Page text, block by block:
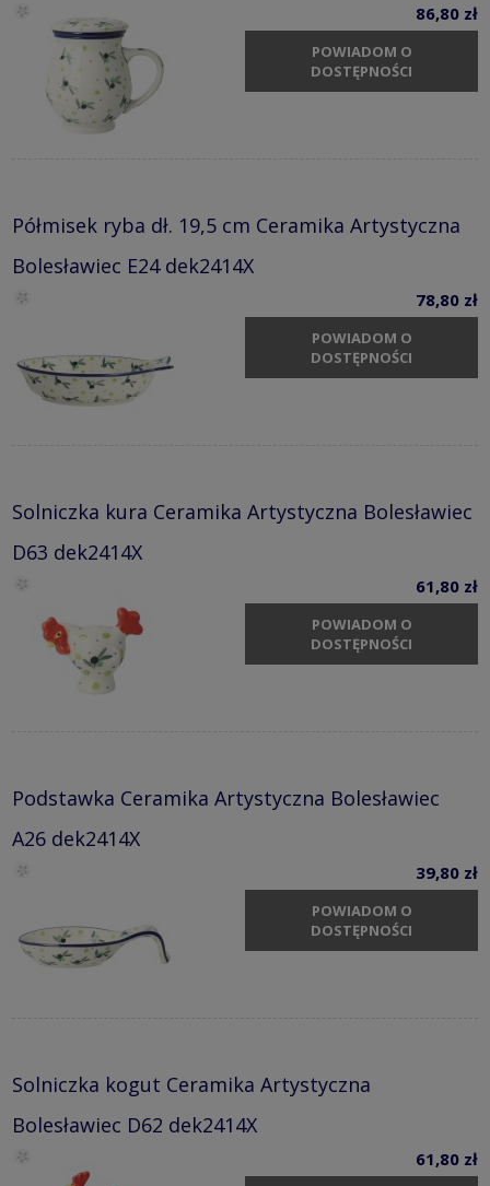
86,80 zł
POWIADOM O
DOSTĘPNOŚCI
Półmisek ryba dł. 19,5 cm Ceramika Artystyczna
Bolesławiec E24 dek2414X
78,80 zł
POWIADOM O
DOSTĘPNOŚCI
Solniczka kura Ceramika Artystyczna Bolesławiec
D63 dek2414X
61,80 zł
POWIADOM O
DOSTĘPNOŚCI
Podstawka Ceramika Artystyczna Bolesławiec
A26 dek2414X
39,80 zł
POWIADOM O
DOSTĘPNOŚCI
Solniczka kogut Ceramika Artystyczna
Bolesławiec D62 dek2414X
61,80 zł